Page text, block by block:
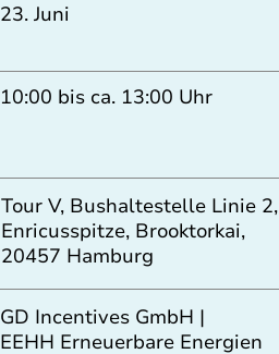
23. Juni
10:00 bis ca. 13:00 Uhr
Tour V, Bushaltestelle Linie 2,
Enricusspitze, Brooktorkai,
20457 Hamburg
GD Incentives GmbH |
EEHH Erneuerbare Energien